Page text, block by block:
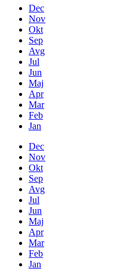
Dec
Nov
Okt
Sep
Avg
Jul
Jun
Maj
Apr
Mar
Feb
Jan
Dec
Nov
Okt
Sep
Avg
Jul
Jun
Maj
Apr
Mar
Feb
Jan